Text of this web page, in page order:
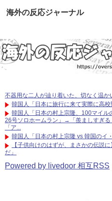
海外の反応ジャーナル
不器用な二人が辿り着いた、切なく温か
韓国人「日本に旅行に来て実際に高校
韓国人「日本の村上宗隆、100マイ
26号ソロホームラン」→「羨ましすぎ
「ア...
韓国人「日本の村上宗隆 vs 韓国のイ
【子供向けのはずが、まさかの伝説
だ」
Powered by livedoor 相互RSS